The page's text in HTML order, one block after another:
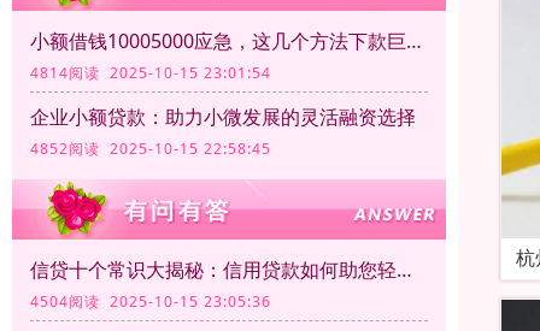
小额借钱10005000应急，这几个方法下款巨方便！
4814阅读 2025-10-15 23:01:54
企业小额贷款：助力小微发展的灵活融资选择
4852阅读 2025-10-15 22:58:45
信贷十个常识大揭秘：信用贷款如何助您轻松融资
4504阅读 2025-10-15 23:05:36
杭